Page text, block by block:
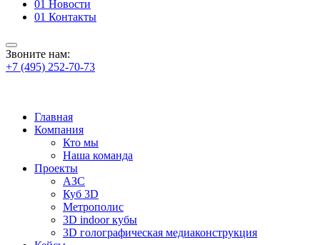
01 Новости
01 Контакты
Звоните нам:
+7 (495) 252-70-73
Главная
Компания
Кто мы
Наша команда
Проекты
АЗС
Куб 3D
Метрополис
3D indoor кубы
3D голографическая медиаконструкция